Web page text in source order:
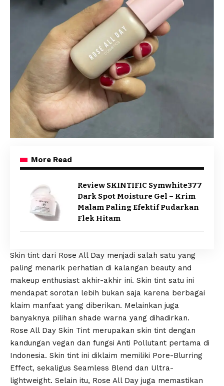
More Read
Review SKINTIFIC Symwhite377
Dark Spot Moisture Gel – Krim
Malam Paling Efektif Pudarkan
Flek Hitam
Skin tint dari Rose All Day menjadi salah satu yang
paling menarik perhatian di kalangan beauty and
makeup enthusiast akhir-akhir ini. Skin tint satu ini
mendapat sorotan lebih bukan saja karena berbagai
klaim manfaat yang diberikan. Melainkan juga
banyaknya pilihan shade warna yang dihadirkan.
Rose All Day Skin Tint merupakan skin tint dengan
kandungan vegan dan fungsi Anti Pollutant pertama di
Indonesia. Skin tint ini diklaim memiliki Pore-Blurring
Effect, sekaligus Seamless Blend dan Ultra-
lightweight. Selain itu, Rose All Day juga memastikan